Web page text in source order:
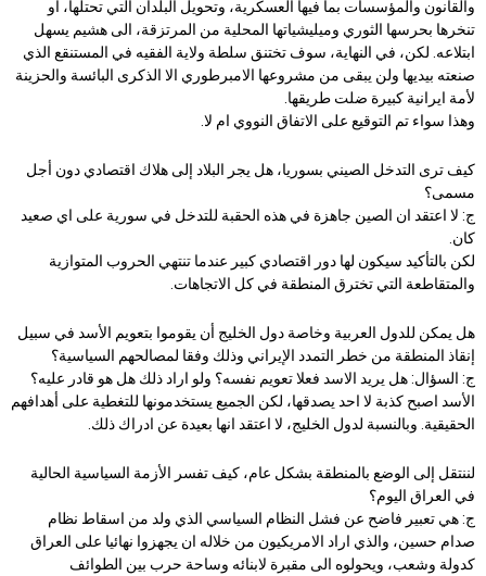
والقانون والمؤسسات بما فيها العسكرية، وتحويل البلدان التي تحتلها، او
تنخرها بحرسها الثوري وميليشياتها المحلية من المرتزقة، الى هشيم يسهل
ابتلاعه. لكن، في النهاية، سوف تختنق سلطة ولاية الفقيه في المستنقع الذي
صنعته بيديها ولن يبقى من مشروعها الامبرطوري الا الذكرى البائسة والحزينة
لأمة ايرانية كبيرة ضلت طريقها.
وهذا سواء تم التوقيع على الاتفاق النووي ام لا.
كيف ترى التدخل الصيني بسوريا، هل يجر البلاد إلى هلاك اقتصادي دون أجل
مسمى؟
ج: لا اعتقد ان الصين جاهزة في هذه الحقبة للتدخل في سورية على اي صعيد
كان.
لكن بالتأكيد سيكون لها دور اقتصادي كبير عندما تنتهي الحروب المتوازية
والمتقاطعة التي تخترق المنطقة في كل الاتجاهات.
هل يمكن للدول العربية وخاصة دول الخليج أن يقوموا بتعويم الأسد في سبيل
إنقاذ المنطقة من خطر التمدد الإيراني وذلك وفقا لمصالحهم السياسية؟
ج: السؤال: هل يريد الاسد فعلا تعويم نفسه؟ ولو اراد ذلك هل هو قادر عليه؟
الأسد اصبح كذبة لا احد يصدقها، لكن الجميع يستخدمونها للتغطية على أهدافهم
الحقيقية. وبالنسبة لدول الخليج، لا اعتقد انها بعيدة عن ادراك ذلك.
لننتقل إلى الوضع بالمنطقة بشكل عام، كيف تفسر الأزمة السياسية الحالية
في العراق اليوم؟
ج: هي تعبير فاضح عن فشل النظام السياسي الذي ولد من اسقاط نظام
صدام حسين، والذي اراد الامريكيون من خلاله ان يجهزوا نهائيا على العراق
كدولة وشعب، ويحولوه الى مقبرة لابنائه وساحة حرب بين الطوائف